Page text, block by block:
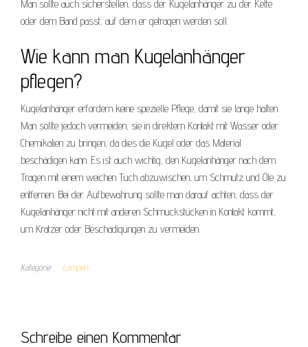
Man sollte auch sicherstellen, dass der Kugelanhänger zu der Kette
oder dem Band passt, auf dem er getragen werden soll.
Wie kann man Kugelanhänger
pflegen?
Kugelanhänger erfordern keine spezielle Pflege, damit sie lange halten.
Man sollte jedoch vermeiden, sie in direktem Kontakt mit Wasser oder
Chemikalien zu bringen, da dies die Kugel oder das Material
beschädigen kann. Es ist auch wichtig, den Kugelanhänger nach dem
Tragen mit einem weichen Tuch abzuwischen, um Schmutz und Öle zu
entfernen. Bei der Aufbewahrung sollte man darauf achten, dass der
Kugelanhänger nicht mit anderen Schmuckstücken in Kontakt kommt,
um Kratzer oder Beschädigungen zu vermeiden.
Kategorie Lampen
Schreibe einen Kommentar